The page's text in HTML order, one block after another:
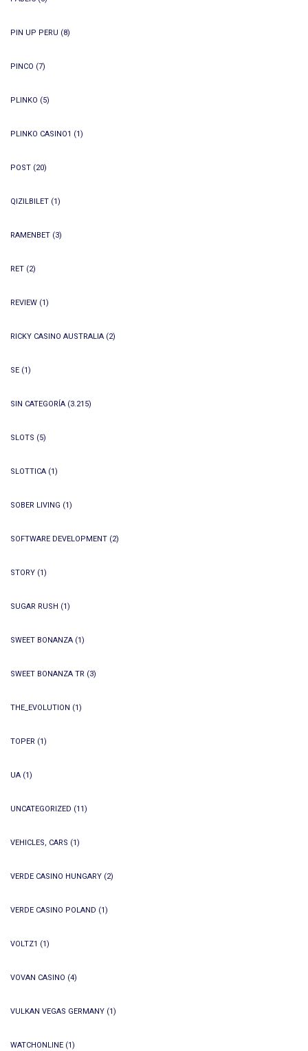
PIN UP PERU (8)
PINCO (7)
PLINKO (5)
PLINKO CASINO1 (1)
POST (20)
QIZILBILET (1)
RAMENBET (3)
RET (2)
REVIEW (1)
RICKY CASINO AUSTRALIA (2)
SE (1)
SIN CATEGORÍA (3.215)
SLOTS (5)
SLOTTICA (1)
SOBER LIVING (1)
SOFTWARE DEVELOPMENT (2)
STORY (1)
SUGAR RUSH (1)
SWEET BONANZA (1)
SWEET BONANZA TR (3)
THE_EVOLUTION (1)
TOPER (1)
UA (1)
UNCATEGORIZED (11)
VEHICLES, CARS (1)
VERDE CASINO HUNGARY (2)
VERDE CASINO POLAND (1)
VOLTZ1 (1)
VOVAN CASINO (4)
VULKAN VEGAS GERMANY (1)
WATCHONLINE (1)